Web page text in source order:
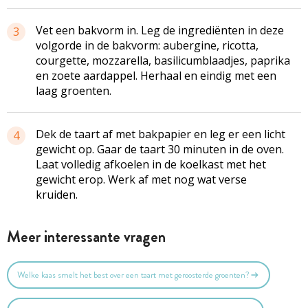
3
Vet een bakvorm in. Leg de ingrediënten in deze
volgorde in de bakvorm: aubergine, ricotta,
courgette, mozzarella, basilicumblaadjes, paprika
en zoete aardappel. Herhaal en eindig met een
laag groenten.
4
Dek de taart af met bakpapier en leg er een licht
gewicht op. Gaar de taart 30 minuten in de oven.
Laat volledig afkoelen in de koelkast met het
gewicht erop. Werk af met nog wat verse
kruiden.
Meer interessante vragen
Welke kaas smelt het best over een taart met geroosterde groenten?